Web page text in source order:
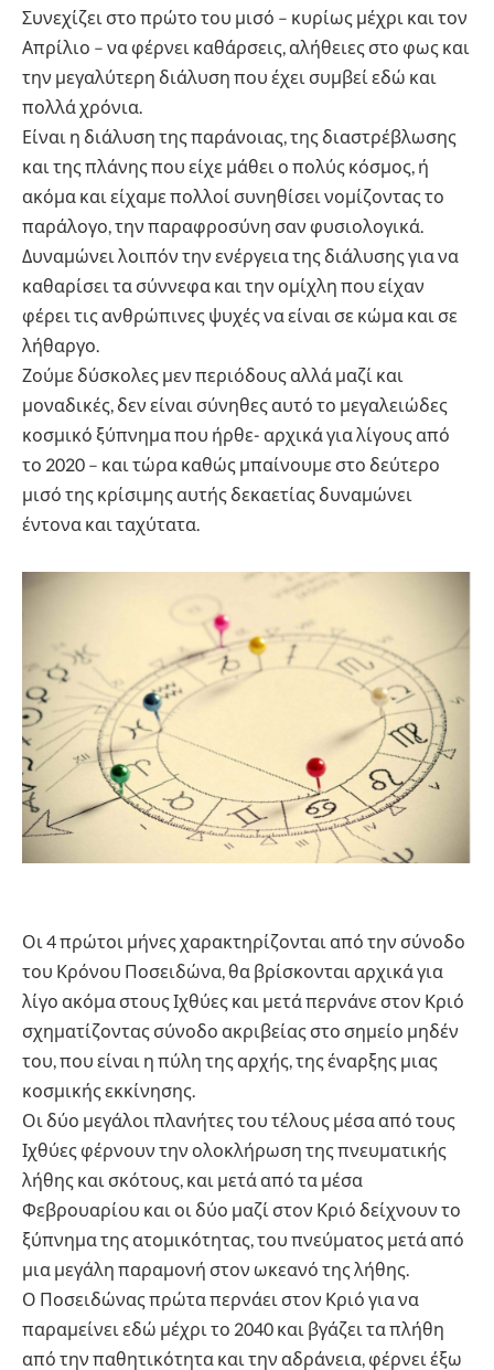
Συνεχίζει στο πρώτο του μισό – κυρίως μέχρι και τον
Απρίλιο – να φέρνει καθάρσεις, αλήθειες στο φως και
την μεγαλύτερη διάλυση που έχει συμβεί εδώ και
πολλά χρόνια.
Είναι η διάλυση της παράνοιας, της διαστρέβλωσης
και της πλάνης που είχε μάθει ο πολύς κόσμος, ή
ακόμα και είχαμε πολλοί συνηθίσει νομίζοντας το
παράλογο, την παραφροσύνη σαν φυσιολογικά.
Δυναμώνει λοιπόν την ενέργεια της διάλυσης για να
καθαρίσει τα σύννεφα και την ομίχλη που είχαν
φέρει τις ανθρώπινες ψυχές να είναι σε κώμα και σε
λήθαργο.
Ζούμε δύσκολες μεν περιόδους αλλά μαζί και
μοναδικές, δεν είναι σύνηθες αυτό το μεγαλειώδες
κοσμικό ξύπνημα που ήρθε- αρχικά για λίγους από
το 2020 – και τώρα καθώς μπαίνουμε στο δεύτερο
μισό της κρίσιμης αυτής δεκαετίας δυναμώνει
έντονα και ταχύτατα.
Οι 4 πρώτοι μήνες χαρακτηρίζονται από την σύνοδο
του Κρόνου Ποσειδώνα, θα βρίσκονται αρχικά για
λίγο ακόμα στους Ιχθύες και μετά περνάνε στον Κριό
σχηματίζοντας σύνοδο ακριβείας στο σημείο μηδέν
του, που είναι η πύλη της αρχής, της έναρξης μιας
κοσμικής εκκίνησης.
Οι δύο μεγάλοι πλανήτες του τέλους μέσα από τους
Ιχθύες φέρνουν την ολοκλήρωση της πνευματικής
λήθης και σκότους, και μετά από τα μέσα
Φεβρουαρίου και οι δύο μαζί στον Κριό δείχνουν το
ξύπνημα της ατομικότητας, του πνεύματος μετά από
μια μεγάλη παραμονή στον ωκεανό της λήθης.
Ο Ποσειδώνας πρώτα περνάει στον Κριό για να
παραμείνει εδώ μέχρι το 2040 και βγάζει τα πλήθη
από την παθητικότητα και την αδράνεια, φέρνει έξω